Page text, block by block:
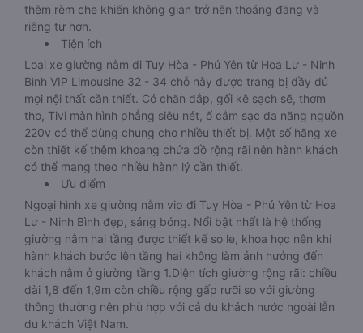
thêm rèm che khiến không gian trở nên thoáng đãng và
riêng tư hơn.
Tiện ích
Loại xe giường nằm đi Tuy Hòa - Phú Yên từ Hoa Lư - Ninh
Bình VIP Limousine 32 - 34 chỗ này được trang bị đầy đủ
mọi nội thất cần thiết. Có chăn đắp, gối kê sạch sẽ, thơm
tho, Tivi màn hình phẳng siêu nét, ổ cắm sạc đa năng nguồn
220v có thể dùng chung cho nhiều thiết bị. Một số hãng xe
còn thiết kế thêm khoang chứa đồ rộng rãi nên hành khách
có thể mang theo nhiều hành lý cần thiết.
Ưu điểm
Ngoại hình xe giường nằm vip đi Tuy Hòa - Phú Yên từ Hoa
Lư - Ninh Bình đẹp, sáng bóng. Nổi bật nhất là hệ thống
giường nằm hai tầng được thiết kế so le, khoa học nên khi
hành khách bước lên tầng hai không làm ảnh hưởng đến
khách nằm ở giường tầng 1.Diện tích giường rộng rãi: chiều
dài 1,8 đến 1,9m còn chiều rộng gấp rưỡi so với giường
thông thường nên phù hợp với cả du khách nước ngoài lẫn
du khách Việt Nam.